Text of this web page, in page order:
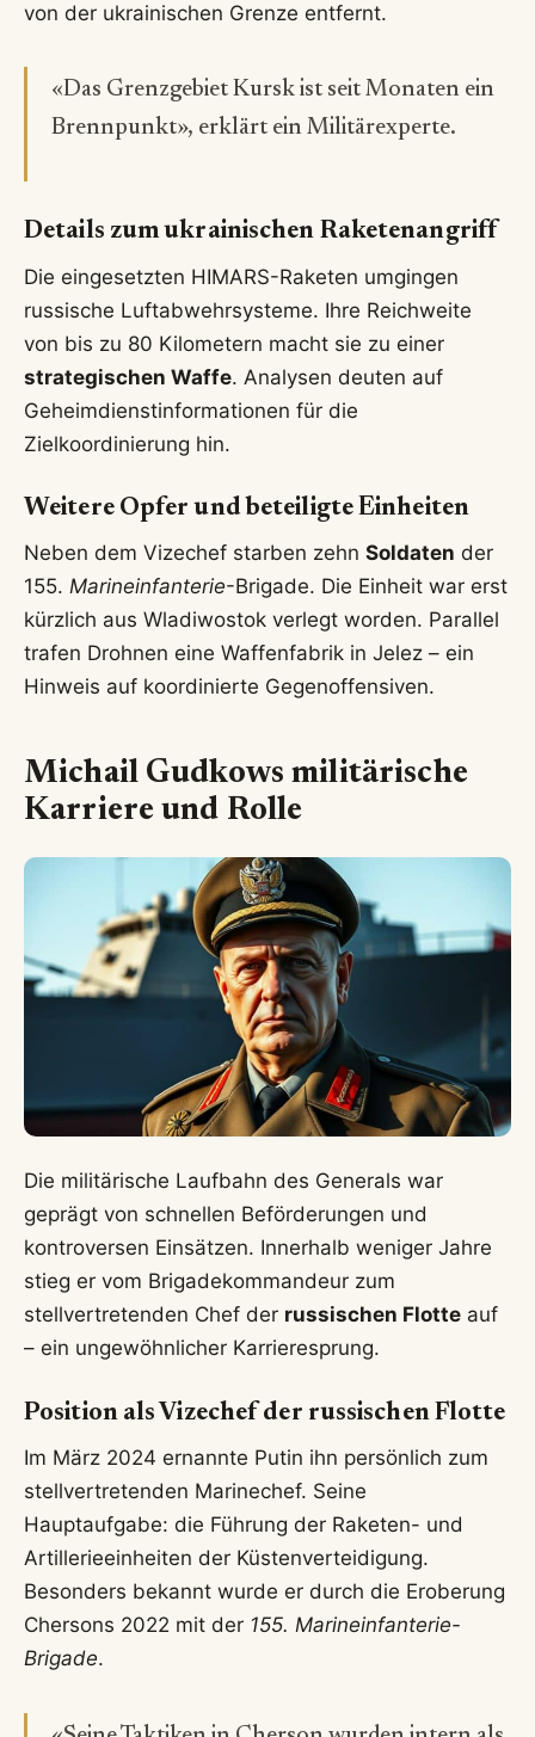
von der ukrainischen Grenze entfernt.
«Das Grenzgebiet Kursk ist seit Monaten ein
Brennpunkt», erklärt ein Militärexperte.
Details zum ukrainischen Raketenangriff
Die eingesetzten HIMARS-Raketen umgingen
russische Luftabwehrsysteme. Ihre Reichweite
von bis zu 80 Kilometern macht sie zu einer
strategischen Waffe. Analysen deuten auf
Geheimdienstinformationen für die
Zielkoordinierung hin.
Weitere Opfer und beteiligte Einheiten
Neben dem Vizechef starben zehn Soldaten der
155. Marineinfanterie-Brigade. Die Einheit war erst
kürzlich aus Wladiwostok verlegt worden. Parallel
trafen Drohnen eine Waffenfabrik in Jelez – ein
Hinweis auf koordinierte Gegenoffensiven.
Michail Gudkows militärische
Karriere und Rolle
Die militärische Laufbahn des Generals war
geprägt von schnellen Beförderungen und
kontroversen Einsätzen. Innerhalb weniger Jahre
stieg er vom Brigadekommandeur zum
stellvertretenden Chef der russischen Flotte auf
– ein ungewöhnlicher Karrieresprung.
Position als Vizechef der russischen Flotte
Im März 2024 ernannte Putin ihn persönlich zum
stellvertretenden Marinechef. Seine
Hauptaufgabe: die Führung der Raketen- und
Artillerieeinheiten der Küstenverteidigung.
Besonders bekannt wurde er durch die Eroberung
Chersons 2022 mit der 155. Marineinfanterie-
Brigade.